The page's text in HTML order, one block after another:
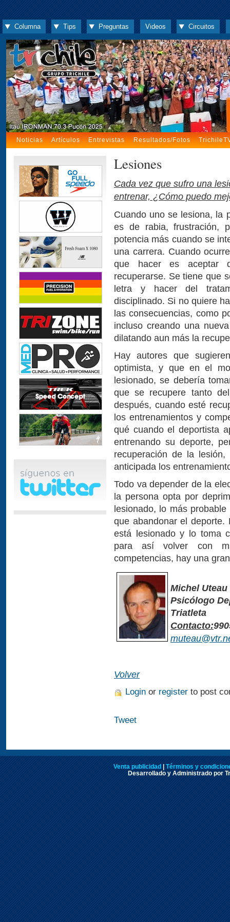
Columna Tips Preguntas Videos Circuitos
Noticias Artículos Entrevistas Resultados/Fotos
Lesiones
Cada vez que sufro una
entrenar, ¿Cómo puedo
Cuando uno se lesiona, la
es de rabia, frustración,
potencia más cuando se
una carrera. Cuando
que hacer es aceptar
recuperarse. Se tiene que
letra y hacer del
disciplinado. Si no quiere
las consecuencias, como
incluso creando una
dilatando aun más la
Hay autores que
optimista, y que en el
lesionado, se debería
que se recupere tanto
después, cuando esté
los entrenamientos y
qué cuando el deportista
entrenando su deporte,
recuperación de la
anticipada los
Todo va depender de la
la persona opta por
lesionado, lo más
que abandonar el
está lesionado y lo toma
para así volver con
competencias, hay una
Michel
Psicólogo
Triatleta
Contacto:
Volver
Login or register to post
Tweet
Venta publicidad
Términos y
Desarrollado y Administrado por